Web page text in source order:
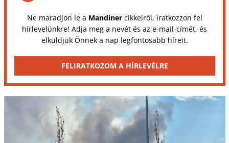
Ne maradjon le a Mandinercikkeiről, iratkozzon fel
hírlevelünkre! Adja meg a nevét és az e-mail-címét, és
elküldjük Önnek a nap legfontosabb híreit.
FELIRATKOZOM A HÍRLEVÉLRE